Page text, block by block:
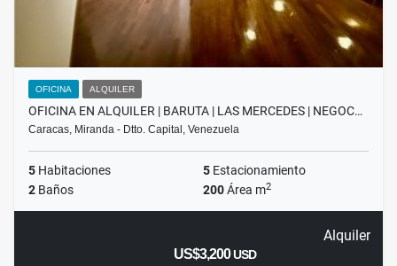
OFICINA ALQUILER
OFICINA EN ALQUILER | BARUTA | LAS MERCEDES | NEGOC…
Caracas, Miranda - Dtto. Capital, Venezuela
5 Habitaciones 5 Estacionamiento
2 Baños 200Área m2
Alquiler
US$3,200USD